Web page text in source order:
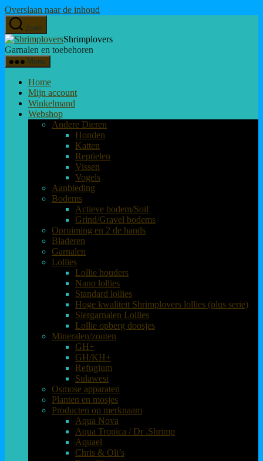
Overslaan naar de inhoud
Zoek
Shrimplovers
Garnalen en toebehoren
Menu
Home
Mijn account
Winkelmand
Webshop
Andere Dieren
Honden
Katten
Reptielen
Vissen
Vogels
Aanbieding
Bodems
Actieve bodem/Soil
Grind/Gravel bodems
Opruiming en 2 de hands
Bladeren
Garnalen
Lollies
Lollie houders
Nano lollies
Standard lollies
Hoge kwaliteit Shrimplovers lollies (plus serie)
Siergarnalen Lollies
Lollie opberg doosjes
Mineralen/zouten
GH+
GH/KH+
Refugium
Sulawesi
Osmose apparaten
Planten en mosjes
Producten op merknaam
Aqua Nova
Aqua Tropica / Dr .Shrimp
Aquael
Chris & Oli’s